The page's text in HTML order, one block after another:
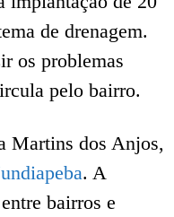
de drenagem.
os problemas
pelo bairro.
Martins dos Anjos,
. A
bairros e